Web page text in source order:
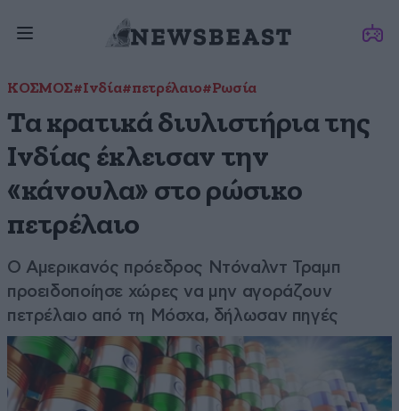
ΚΟΣΜΟΣ#Ινδία#πετρέλαιο#Ρωσία
Τα κρατικά διυλιστήρια της
Ινδίας έκλεισαν την
«κάνουλα» στο ρώσικο
πετρέλαιο
Ο Αμερικανός πρόεδρος Ντόναλντ Τραμπ
προειδοποίησε χώρες να μην αγοράζουν
πετρέλαιο από τη Μόσχα, δήλωσαν πηγές